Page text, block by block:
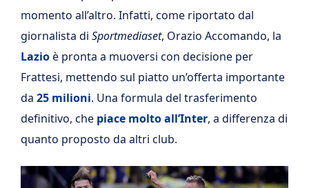
momento all’altro. Infatti, come riportato dal
giornalista di Sportmediaset, Orazio Accomando, la
Lazioè pronta a muoversi con decisione per
Frattesi, mettendo sul piatto un’offerta importante
da 25 milioni. Una formula del trasferimento
definitivo, che piace molto all’Inter, a differenza di
quanto proposto da altri club.